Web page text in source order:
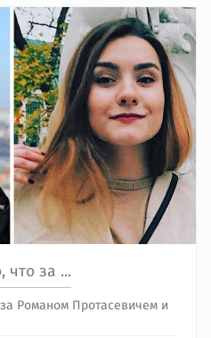
что за ...
Романом Протасевичем и